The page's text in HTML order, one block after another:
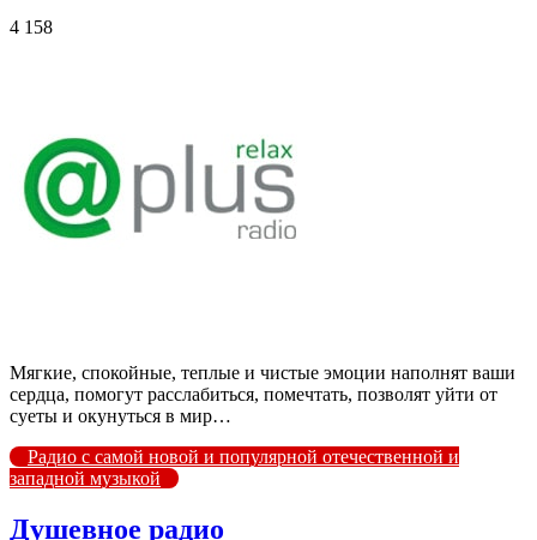
4 158
Мягкие, спокойные, теплые и чистые эмоции наполнят ваши
сердца, помогут расслабиться, помечтать, позволят уйти от
суеты и окунуться в мир…
Радио с самой новой и популярной отечественной и
западной музыкой
Душевное радио